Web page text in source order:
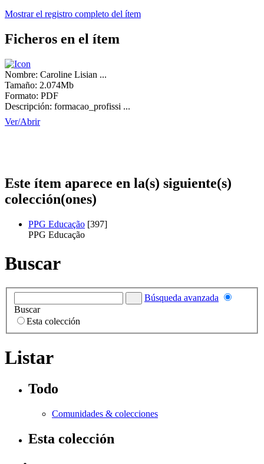
Mostrar el registro completo del ítem
Ficheros en el ítem
Nombre: Caroline Lisian ...
Tamaño: 2.074Mb
Formato: PDF
Descripción: formacao_profissi ...
Ver/Abrir
Este ítem aparece en la(s) siguiente(s)
colección(ones)
PPG Educação [397]
PPG Educação
Buscar
Búsqueda avanzada
Buscar
Esta colección
Listar
Todo
Comunidades & colecciones
Esta colección